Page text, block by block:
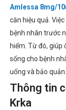
Amlessa 8mg/
căn hiệu quả.
bệnh nhân trước
hiểm. Từ đó,
sống cho bệnh
uống và bảo quản.
Thông tin
Krka